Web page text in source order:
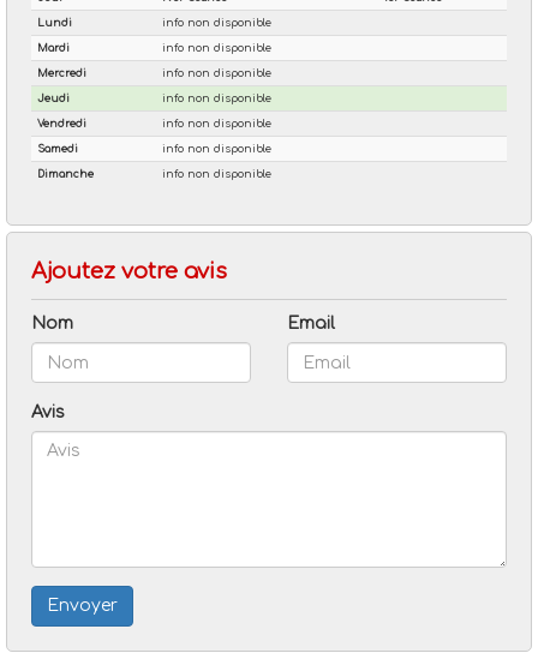
Ajoutez votre avis
Nom Email
Avis
Envoyer